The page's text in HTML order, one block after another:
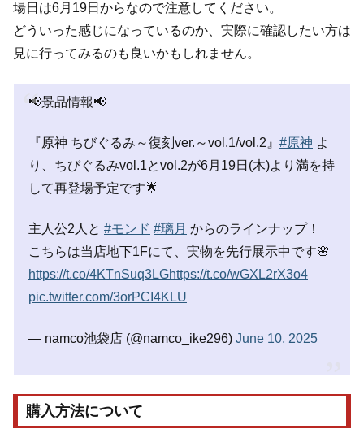
場日は6月19日からなので注意してください。
どういった感じになっているのか、実際に確認したい方は
見に行ってみるのも良いかもしれません。
📢景品情報📢
『原神 ちびぐるみ～復刻ver.～vol.1/vol.2』 #原神 よ
り、ちびぐるみvol.1とvol.2が6月19日(木)より満を持
して再登場予定です🌟
主人公2人と #モンド #璃月 からのラインナップ！
こちらは当店地下1Fにて、実物を先行展示中です🌸
https://t.co/4KTnSuq3LGhttps://t.co/wGXL2rX3o4
pic.twitter.com/3orPCI4KLU
— namco池袋店 (@namco_ike296) June 10, 2025
購入方法について